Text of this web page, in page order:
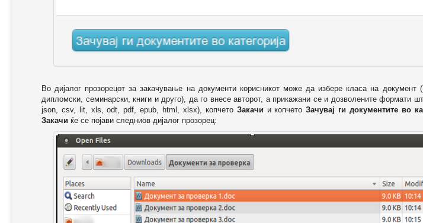
Во дијалог прозорецот за закачување на документи корисникот може да избере класа на документ
дипломски, семинарски, книги и друго), да го внесе авторот, а прикажани се и дозволените формати
json, csv, lit, xls, odt, pdf, epub, html, xlsx), копчето Закачи и копчетоЗачувај ги документите во
Закачи ќе се појави следниов дијалог прозорец: